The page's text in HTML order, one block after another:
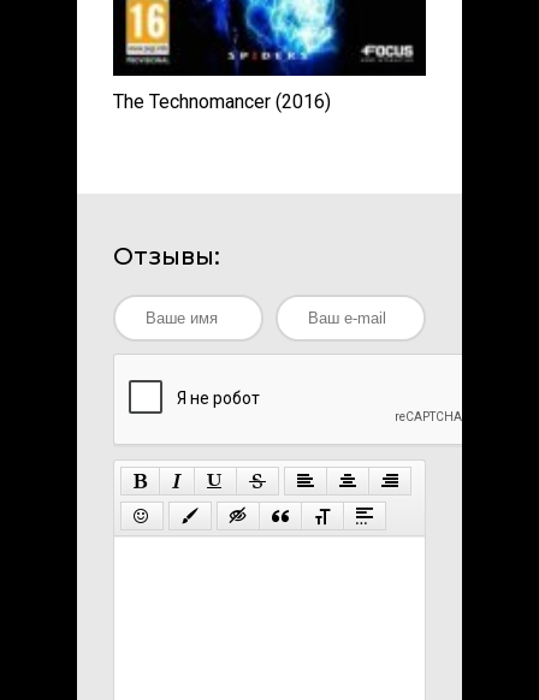
The Technomancer (2016)
Отзывы: